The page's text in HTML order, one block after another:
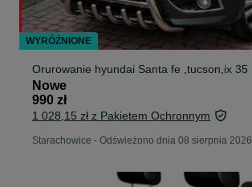
Orurowanie hyundai Santa fe ,tucson,ix 35
Nowe
990 zł
1 028,15 zł z Pakietem Ochronnym
Starachowice - Odświeżono dnia 08 sierpnia 2026
WYRÓŻNIONE